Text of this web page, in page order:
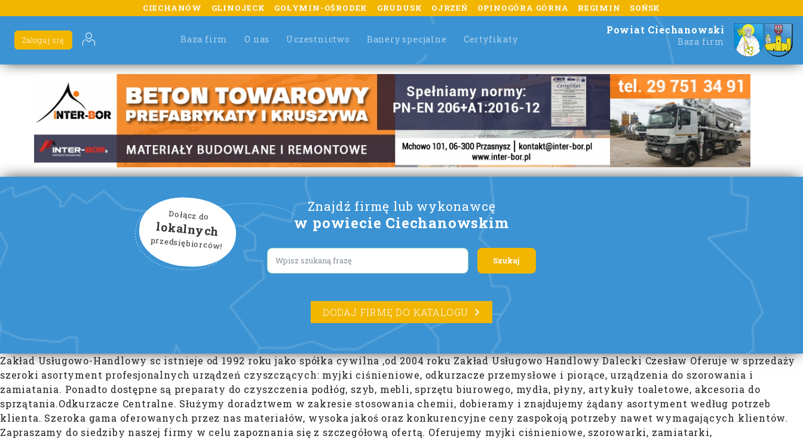
CIECHANÓW GLINOJECK GOŁYMIN-OŚRODEK GRUDUSK OJRZEŃ OPINOGÓRA GÓRNA REGIMIN SOŃSK
Baza firm O nas Uczestnictwo Banery specjalne Certyfikaty
Zaloguj się
Powiat Ciechanowski
Baza firm
Znajdź firmę lub wykonawcę
w powiecie Ciechanowskim
Dołącz do
lokalnych
przedsiębiorców!
Lorem ipsum
DODAJ FIRMĘ DO KATALOGU
Zakład Usługowo-Handlowy sc istnieje od 1992 roku jako spółka cywilna ,od 2004 roku Zakład Usługowo Handlowy Dalecki Czesław Oferuje w sprzedaży
szeroki asortyment profesjonalnych urządzeń czyszczących: myjki ciśnieniowe, odkurzacze przemysłowe i piorące, urządzenia do szorowania i
zamiatania. Ponadto dostępne są preparaty do czyszczenia podłóg, szyb, mebli, sprzętu biurowego, mydła, płyny, artykuły toaletowe, akcesoria do
sprzątania.Odkurzacze Centralne. Służymy doradztwem w zakresie stosowania chemii, dobieramy i znajdujemy żądany asortyment według potrzeb
klienta. Szeroka gama oferowanych przez nas materiałów, wysoka jakoś oraz konkurencyjne ceny zaspokoją potrzeby nawet wymagających klientów.
Zapraszamy do siedziby naszej firmy w celu zapoznania się z szczegółową ofertą. Oferujemy myjki ciśnieniowe, szorowarki, zamiatarki,